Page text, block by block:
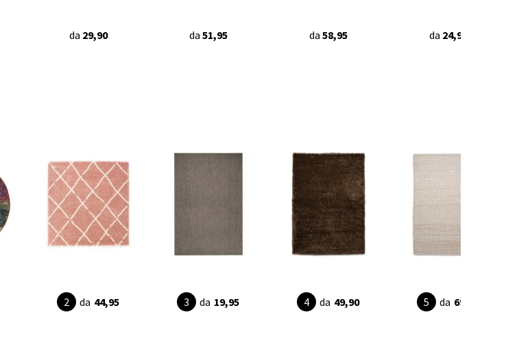
da 29,90 da 51,95 da 58,95 da 24,95
da 44,95 da 19,95 da 49,90 da 69,90